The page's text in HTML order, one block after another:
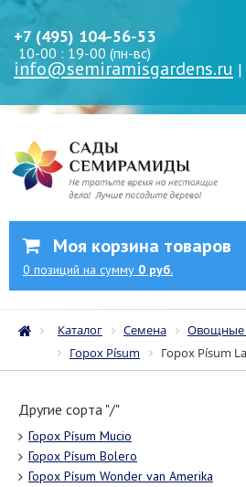
+7 (495) 104-56-53
10-00 : 19-00 (пн-вс)
info@semiramisgardens.ru |
Моя корзина товаров
0 позиций на сумму 0 руб.
Каталог Семена
Овощные
Горох Písum
Горох Písum
Другие сорта "/"
Горох Písum Mucio
Горох Písum Bolero
Горох Písum Wonder van Amerika